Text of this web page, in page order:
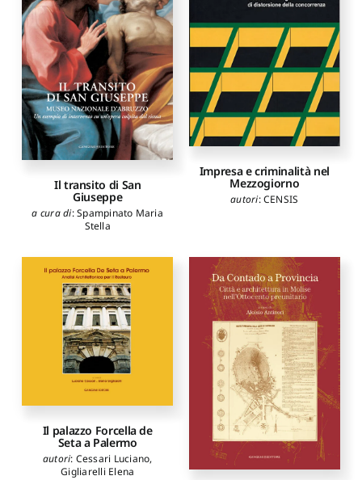
Il transito di San
Giuseppe
a cura di:Spampinato Maria
Stella
Impresa e criminalità nel
Mezzogiorno
autori:CENSIS
Il palazzo Forcella de
Seta a Palermo
autori: Cessari Luciano,
Gigliarelli Elena